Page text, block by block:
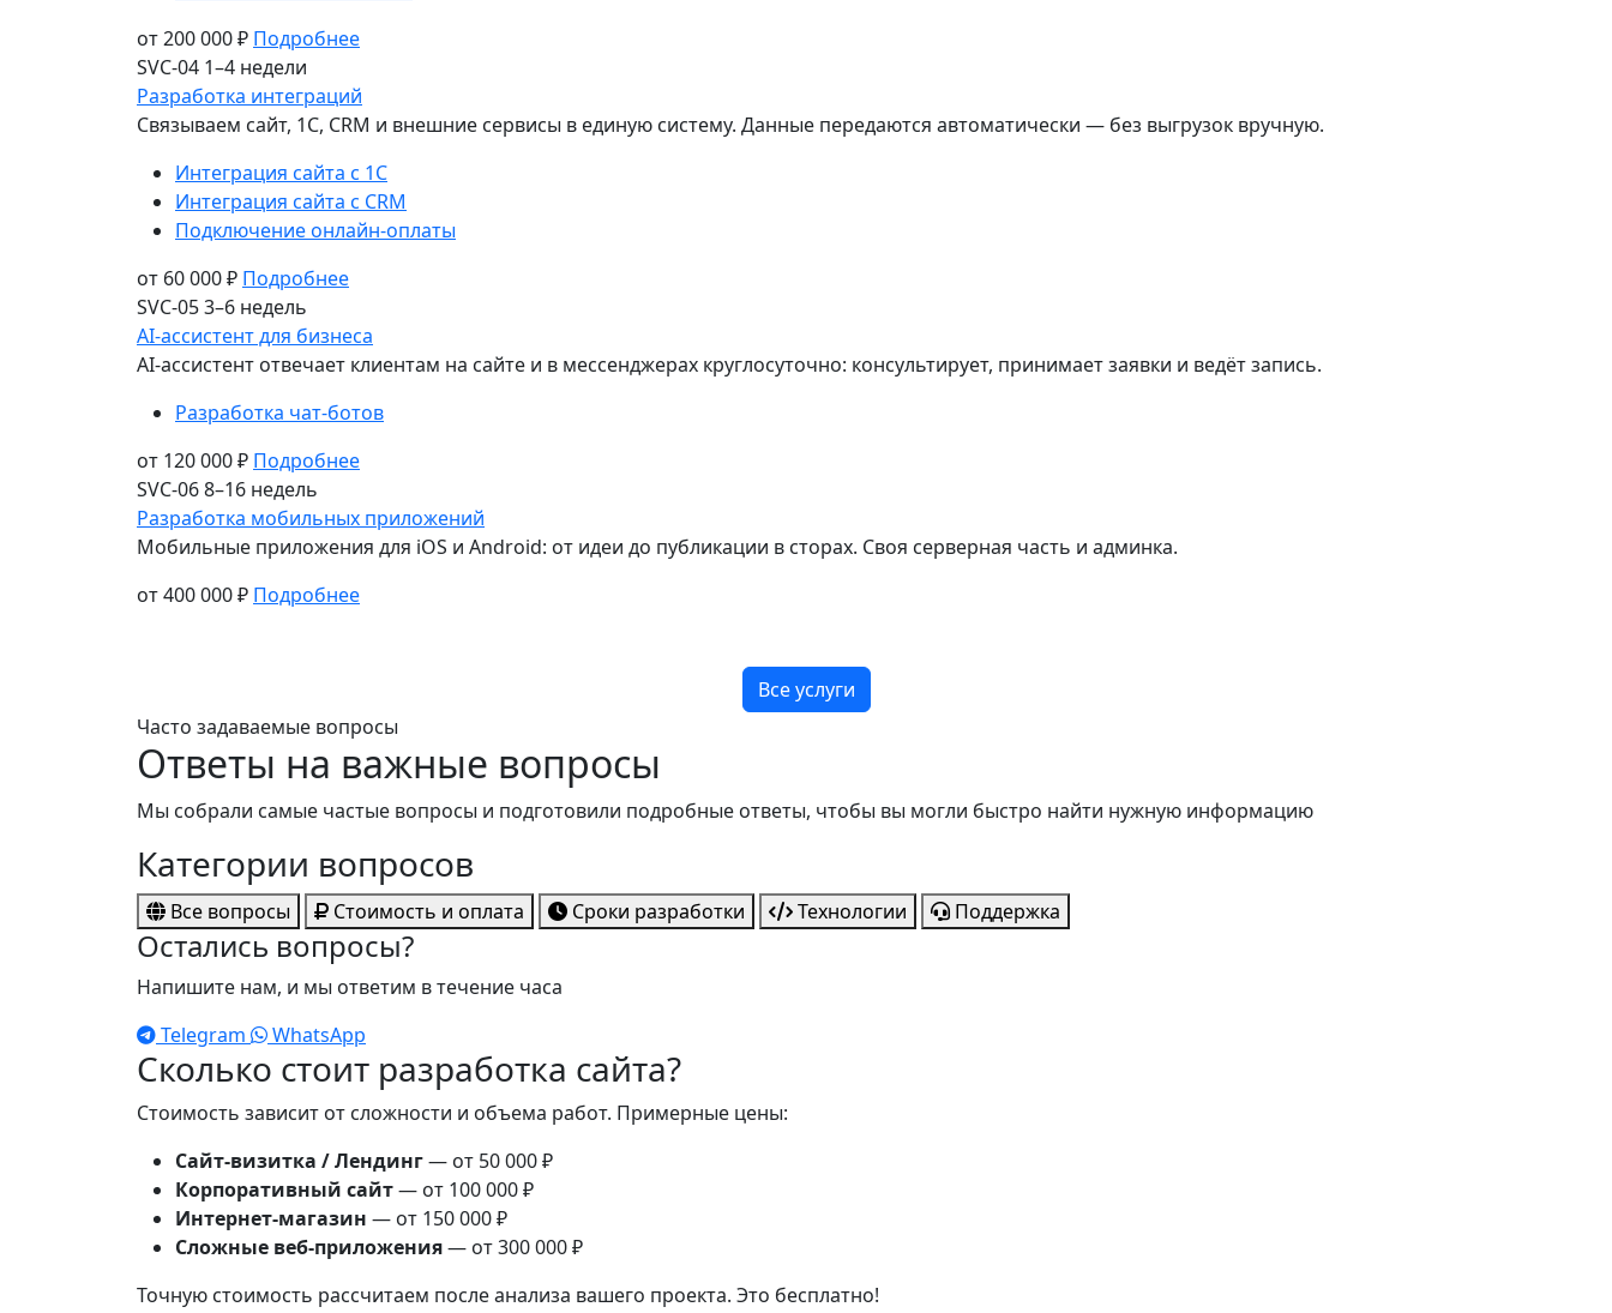
от 200 000 ₽ Подробнее
SVC-04 1–4 недели
Разработка интеграций
Связываем сайт, 1С, CRM и внешние сервисы в единую систему. Данные передаются автоматически — без выгрузок вручную.
Интеграция сайта с 1С
Интеграция сайта с CRM
Подключение онлайн-оплаты
от 60 000 ₽ Подробнее
SVC-053–6 недель
AI-ассистент для бизнеса
AI-ассистент отвечает клиентам на сайте и в мессенджерах круглосуточно: консультирует, принимает заявки и ведёт запись.
Разработка чат-ботов
от 120 000 ₽ Подробнее
SVC-068–16 недель
Разработка мобильных приложений
Мобильные приложения для iOS и Android: от идеи до публикации в сторах. Своя серверная часть и админка.
от 400 000 ₽ Подробнее
Все услуги
Часто задаваемые вопросы
Ответы на важные вопросы
Мы собрали самые частые вопросы и подготовили подробные ответы, чтобы вы могли быстро найти нужную информацию
Категории вопросов
Все вопросы Стоимость и оплата Сроки разработки Технологии Поддержка
Остались вопросы?
Напишите нам, и мы ответим в течение часа
Telegram
WhatsApp
Сколько стоит разработка сайта?
Стоимость зависит от сложности и объема работ. Примерные цены:
Сайт-визитка / Лендинг— от 50 000 ₽
Корпоративный сайт— от 100 000 ₽
Интернет-магазин — от 150 000 ₽
Сложные веб-приложения— от 300 000 ₽
Точную стоимость рассчитаем после анализа вашего проекта. Это бесплатно!